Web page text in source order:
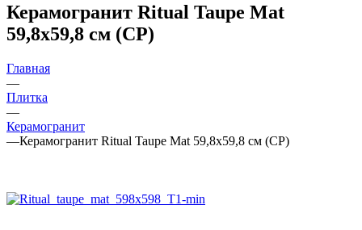
Керамогранит Ritual Taupe Mat
59,8x59,8 см (CP)
Главная
—
Плитка
—
Керамогранит
—Керамогранит Ritual Taupe Mat 59,8x59,8 см (CP)